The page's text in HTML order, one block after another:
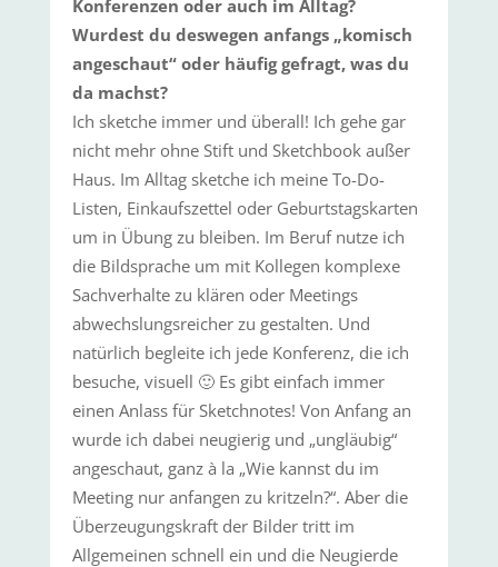
Konferenzen oder auch im Alltag?
Wurdest du deswegen anfangs „komisch
angeschaut“ oder häufig gefragt, was du
da machst?
Ich sketche immer und überall! Ich gehe gar
nicht mehr ohne Stift und Sketchbook außer
Haus. Im Alltag sketche ich meine To-Do-
Listen, Einkaufszettel oder Geburtstagskarten
um in Übung zu bleiben. Im Beruf nutze ich
die Bildsprache um mit Kollegen komplexe
Sachverhalte zu klären oder Meetings
abwechslungsreicher zu gestalten. Und
natürlich begleite ich jede Konferenz, die ich
besuche, visuell 🙂 Es gibt einfach immer
einen Anlass für Sketchnotes! Von Anfang an
wurde ich dabei neugierig und „ungläubig“
angeschaut, ganz à la „Wie kannst du im
Meeting nur anfangen zu kritzeln?“. Aber die
Überzeugungskraft der Bilder tritt im
Allgemeinen schnell ein und die Neugierde